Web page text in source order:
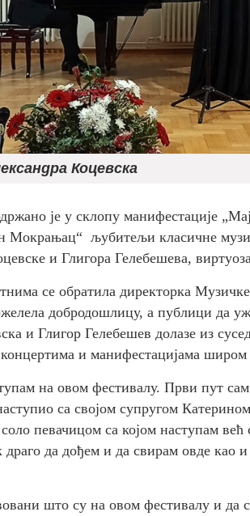
Коцевска
је у склопу манифестације
Мокрањац“ љубитељи класичне
и Глигора Гелебешева,
се обратила директорка
добродошлицу, а публици да
и Глигор Гелебешев долазе из
концертима и манифестацијама
на овом фестивалу. Први пут
са својом супругом
певачицом са којом наступам
драго да дођем и да свирам овде као
што су на овом фестивалу и да